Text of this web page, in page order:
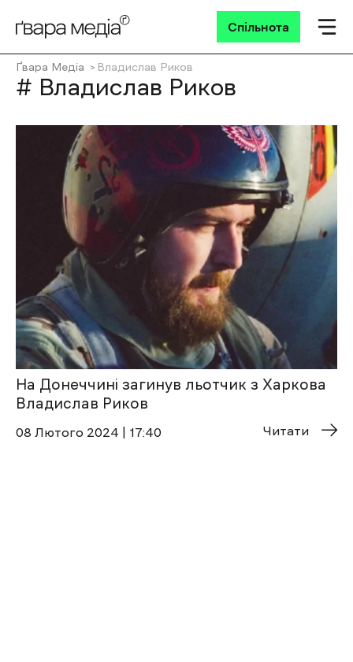
Спільнота
Ґвара Медіа Владислав Риков
# Владислав Риков
На Донеччині загинув льотчик з Харкова
Владислав Риков
08 Лютого 2024 | 17:40 Читати